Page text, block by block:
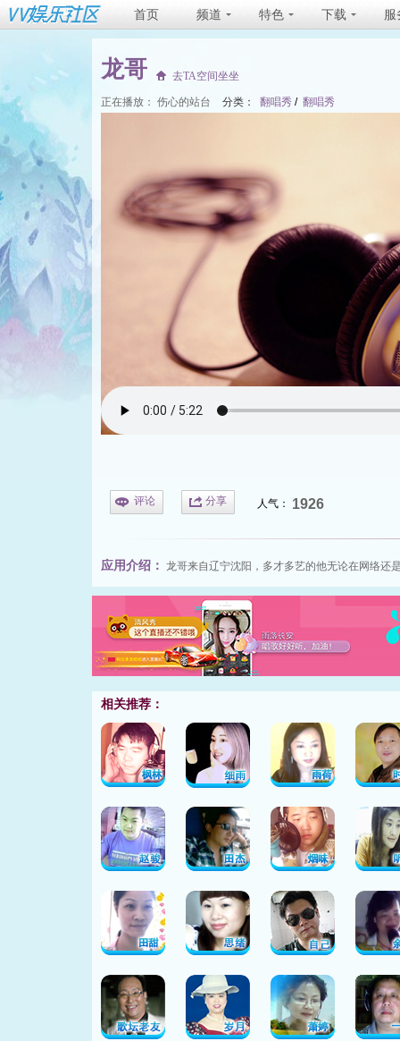
首页 频道 特色 下载 服
龙哥 去TA空间坐坐
正在播放： 伤心的站台 分类： 翻唱秀 / 翻唱秀
评论 分享 人气： 1926
应用介绍： 龙哥来自辽宁沈阳，多才多艺的他无论在网络还
相关推荐：